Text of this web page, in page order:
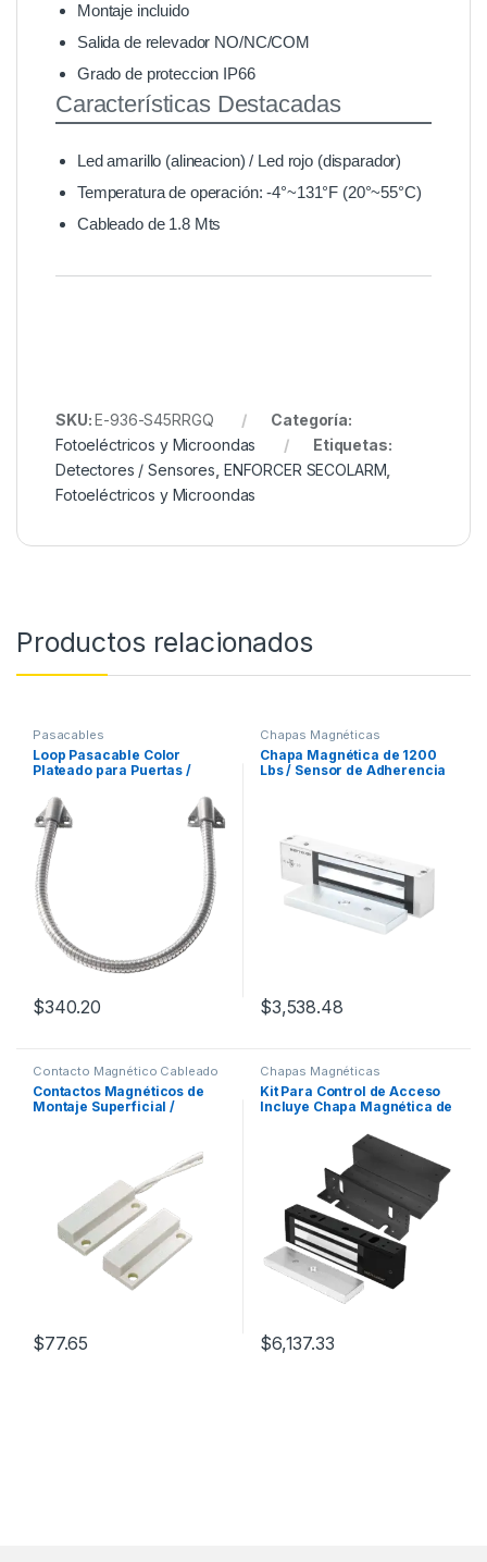
Montaje incluido
Salida de relevador NO/NC/COM
Grado de proteccion IP66
Características Destacadas
Led amarillo (alineacion) / Led rojo (disparador)
Temperatura de operación: -4°~131°F (20°~55°C)
Cableado de 1.8 Mts
SKU:E-936-S45RRGQ
Categoría:
Fotoeléctricos y Microondas
Etiquetas:
Detectores / Sensores ENFORCER SECOLARM
Fotoeléctricos y Microondas
Productos relacionados
Pasacables
Loop Pasacable Color
Plateado para Puertas /
para Control de Acceso /
Tapas de Plástico
$340.20
Chapas Magnéticas
Chapa Magnética de 1200
Lbs / Sensor de Adherencia
$3,538.48
Contacto Magnético Cableado
Contactos Magnéticos de
Montaje Superficial /
$77.65
Chapas Magnéticas
Kit Para Control de Acceso
Incluye Chapa Magnética de
Uso Interior / Certificación
UL / En Color Negro / Diseño
$6,137.33